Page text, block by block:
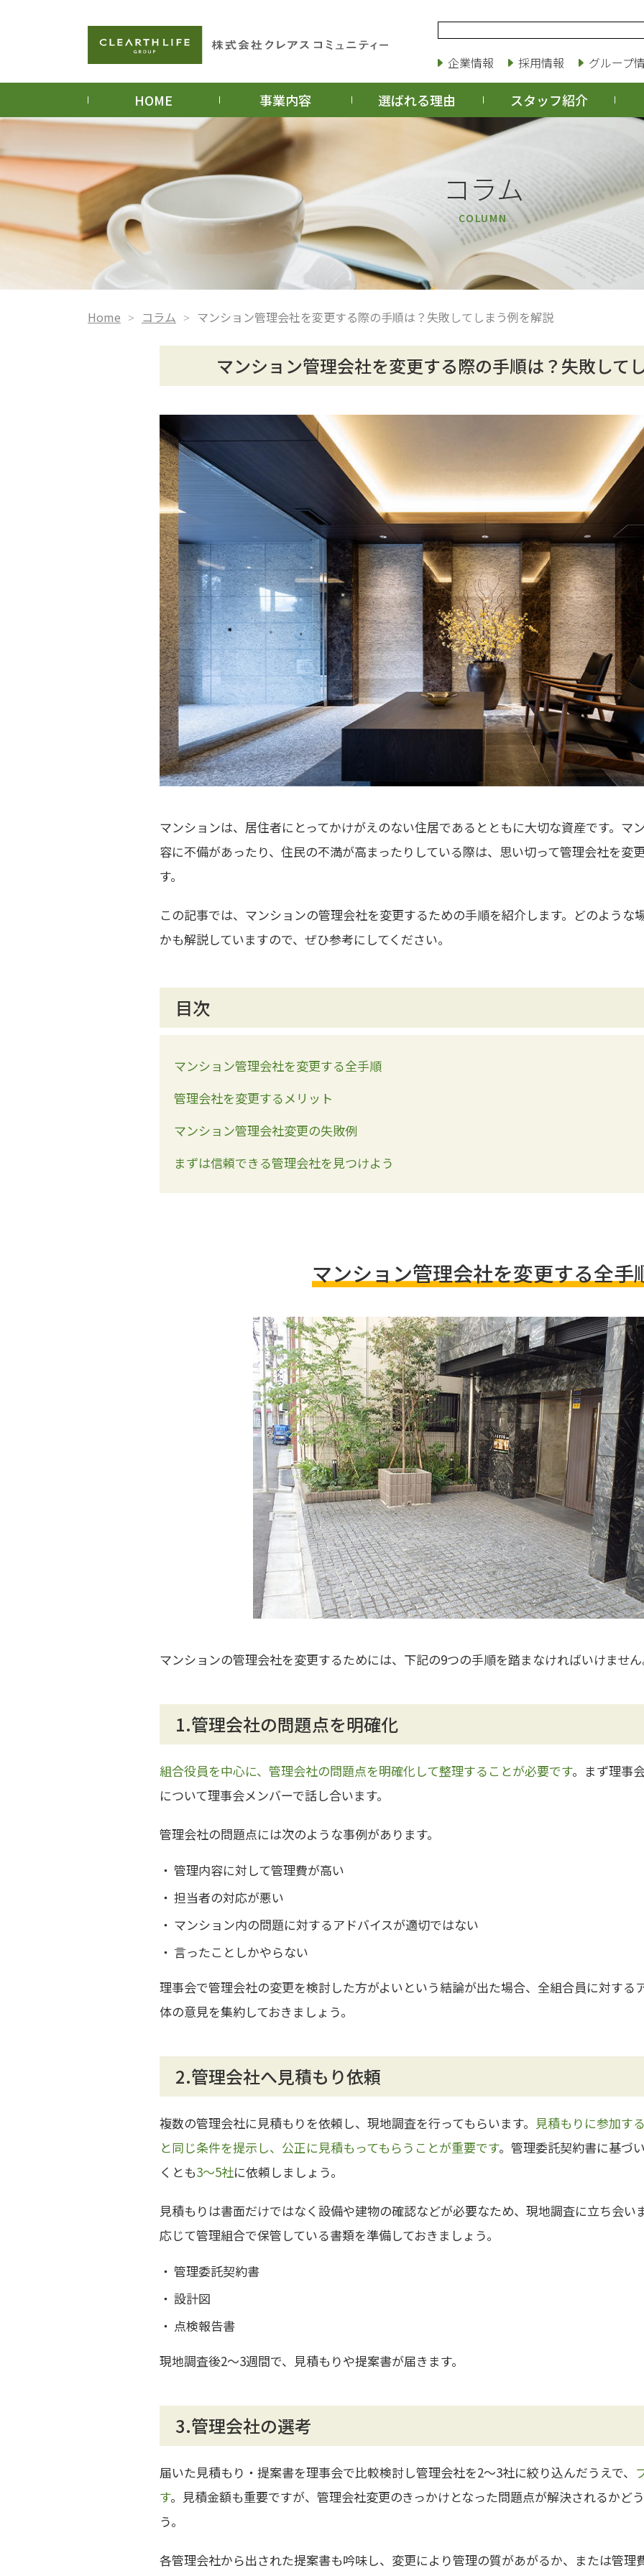
企業情報 採用情報 グループ
HOME 事業内容 選ばれる理由 スタッフ紹介
コラム
COLUMN
Home コラム マンション管理会社を変更する際の手順は？失敗してしまう例を解説
マンション管理会社を変更する際の手順は？失敗して
マンションは、居住者にとってかけがえのない住居であるとともに大切な資産です。マ
容に不備があったり、住民の不満が高まったりしている際は、思い切って管理会社を変
す。
この記事では、マンションの管理会社を変更するための手順を紹介します。どのような
かも解説していますので、ぜひ参考にしてください。
目次
マンション管理会社を変更する全手順
管理会社を変更するメリット
マンション管理会社変更の失敗例
まずは信頼できる管理会社を見つけよう
マンション管理会社を変更する全手
マンションの管理会社を変更するためには、下記の9つの手順を踏まなければいけませ
1.管理会社の問題点を明確化
組合役員を中心に、管理会社の問題点を明確化して整理することが必要です。まず理事
について理事会メンバーで話し合います。
管理会社の問題点には次のような事例があります。
管理内容に対して管理費が高い
担当者の対応が悪い
マンション内の問題に対するアドバイスが適切ではない
言ったことしかやらない
理事会で管理会社の変更を検討した方がよいという結論が出た場合、全組合員に対する
体の意見を集約しておきましょう。
2.管理会社へ見積もり依頼
複数の管理会社に見積もりを依頼し、現地調査を行ってもらいます。 見積もりに参加す
と同じ条件を提示し、公正に見積もってもらうことが重要です。管理委託契約書に基づ
くとも3～5社に依頼しましょう。
見積もりは書面だけではなく設備や建物の確認などが必要なため、現地調査に立ち会い
応じて管理組合で保管している書類を準備しておきましょう。
管理委託契約書
設計図
点検報告書
現地調査後2～3週間で、見積もりや提案書が届きます。
3.管理会社の選考
届いた見積もり・提案書を理事会で比較検討し管理会社を2～3社に絞り込んだうえで、
す。見積金額も重要ですが、管理会社変更のきっかけとなった問題点が解決されるかど
う。
各管理会社から出された提案書も吟味し、変更により管理の質があがるか、または管理